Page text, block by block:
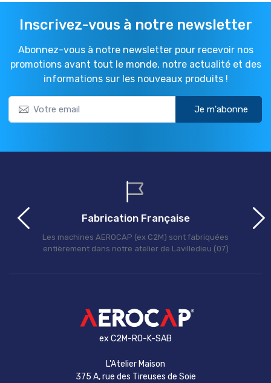
Inscrivez-vous à notre newsletter
Abonnez-vous à notre newsletter pour recevoir nos
promotions avant tout le monde, notre actualité et des
informations sur les nouveaux produits !
Je m'abonne
Fabrication Française
Les machines AEROCAP (ex C2M) sont fabriquées
entièrement dans notre atelier de Lavilledieu (07)
ex C2M-RO-K-SAB
L'Atelier Maison
375 A, rue des Tireuses de Soie